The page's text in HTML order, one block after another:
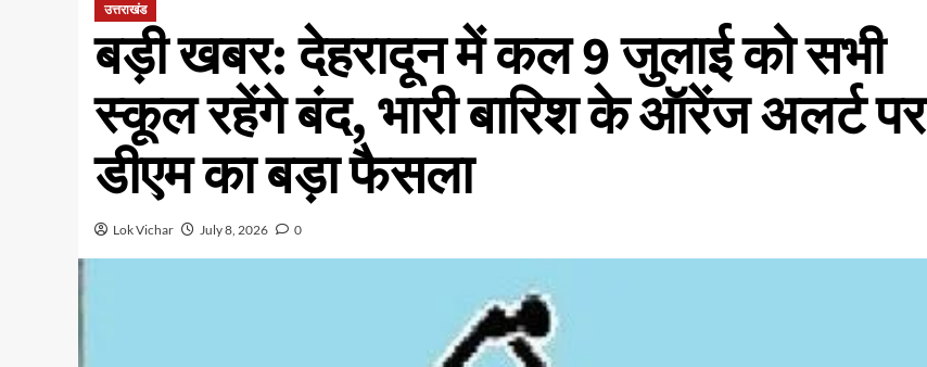
उत्तराखंड
बड़ी खबर: देहरादून में कल 9 जुलाई को सभी
स्कूल रहेंगे बंद, भारी बारिश के ऑरेंज अलर्ट पर
डीएम का बड़ा फैसला
Lok Vichar July 8, 2026 0